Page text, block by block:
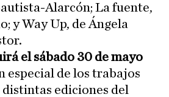
Alarcón; La fuente,
y Way Up, de Ángela
el sábado 30 de mayo
especial de los trabajos
distintas ediciones del